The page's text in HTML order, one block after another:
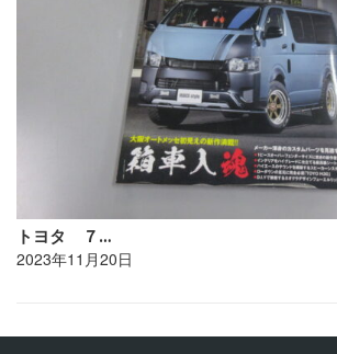
トヨタ ７…
2023年11月20日